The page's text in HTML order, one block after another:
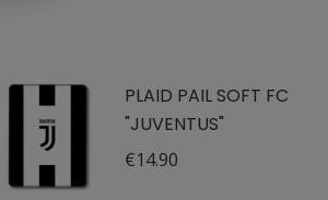
PLAID PAIL SOFT FC
"JUVENTUS"
€14.90